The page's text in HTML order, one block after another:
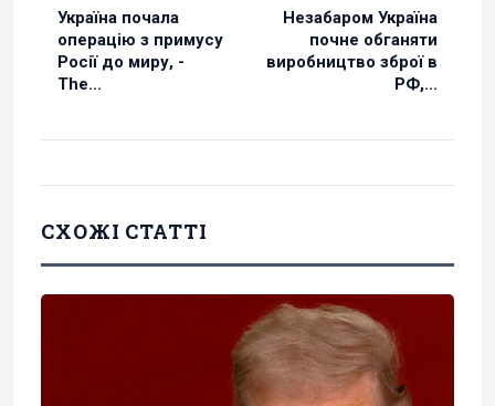
Україна почала
операцію з примусу
Росії до миру, -
The...
Незабаром Україна
почне обганяти
виробництво зброї в
РФ,...
СХОЖІ СТАТТІ